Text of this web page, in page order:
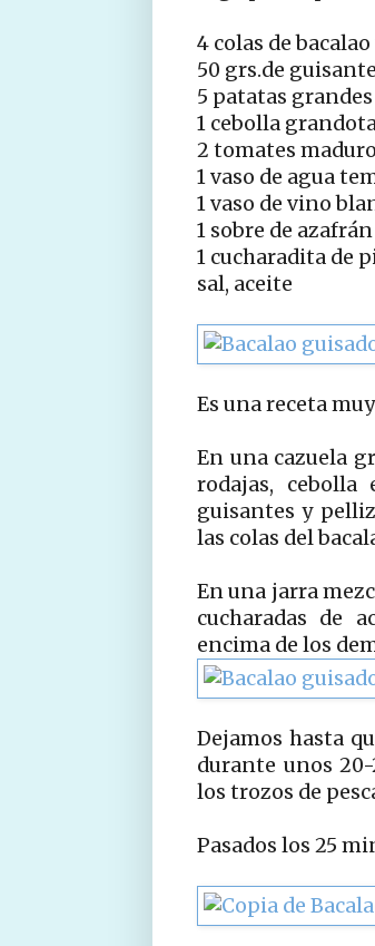
4 colas de
50 grs.de
5 patatas grandes
1 cebolla
2 tomates maduro
1 vaso de agua
1 vaso de vino
1 sobre de
1 cucharadita de
sal, aceite
Es una receta
En una cazuela
rodajas,
guisantes y
las colas del
En una jarra
cucharadas de
encima de los
Dejamos hasta
durante unos
los trozos de
Pasados los 25